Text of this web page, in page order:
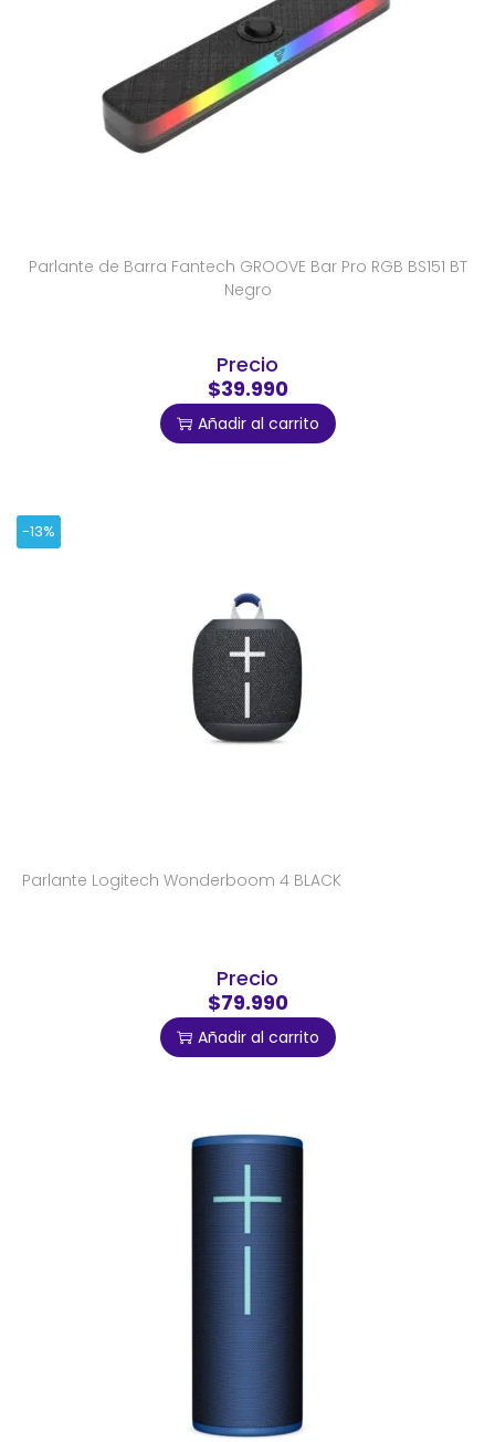
Parlante de Barra Fantech GROOVE Bar Pro RGB BS151 BT
Negro
Precio
$39.990
Añadir al carrito
-13%
Parlante Logitech Wonderboom 4 BLACK
Precio
$79.990
Añadir al carrito